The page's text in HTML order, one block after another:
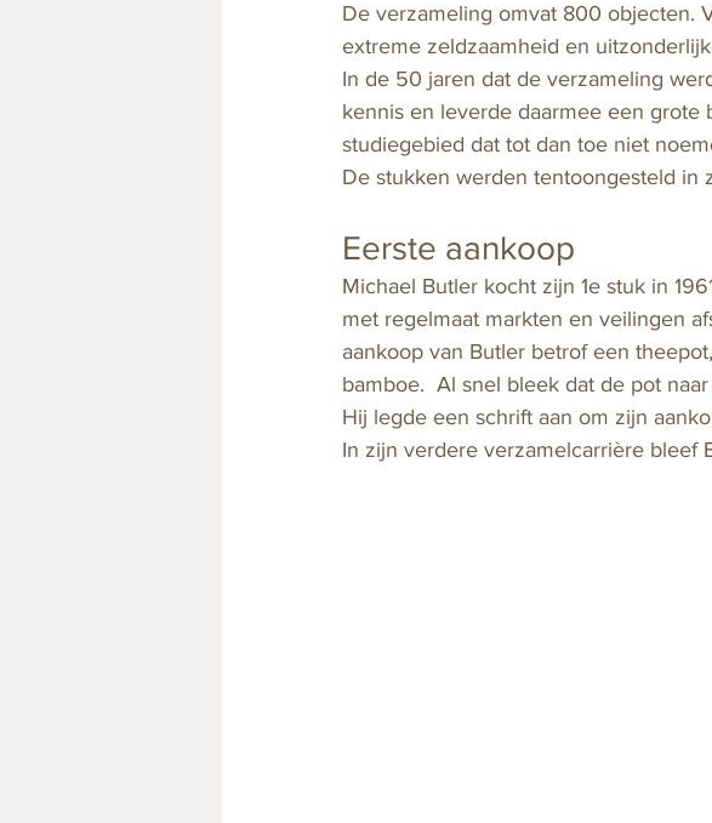
De verzameling omvat 800 objecten.
extreme zeldzaamheid en
In de 50 jaren dat de verzameling
kennis en leverde daarmee een
studiegebied dat tot dan toe niet
De stukken werden tentoongesteld in
Eerste aankoop
Michael Butler kocht zijn 1e stuk in
met regelmaat markten en veilingen
aankoop van Butler betrof een
bamboe.  Al snel bleek dat de pot
Hij legde een schrift aan om zijn
In zijn verdere verzamelcarrière bleef